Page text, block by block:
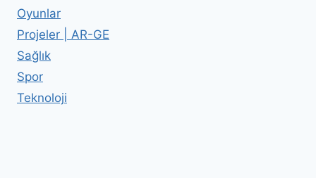
Oyunlar
Projeler | AR-GE
Sağlık
Spor
Teknoloji